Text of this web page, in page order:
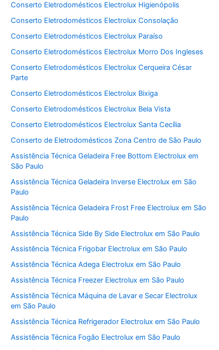
Conserto Eletrodomésticos Electrolux Higienópolis
Conserto Eletrodomésticos Electrolux Consolação
Conserto Eletrodomésticos Electrolux Paraíso
Conserto Eletrodomésticos Electrolux Morro Dos Ingleses
Conserto Eletrodomésticos Electrolux Cerqueira César
Parte
Conserto Eletrodomésticos Electrolux Bixiga
Conserto Eletrodomésticos Electrolux Bela Vista
Conserto Eletrodomésticos Electrolux Santa Cecília
Conserto de Eletrodomésticos Zona Centro de São Paulo
Assistência Técnica Geladeira Free Bottom Electrolux em
São Paulo
Assistência Técnica Geladeira Inverse Electrolux em São
Paulo
Assistência Técnica Geladeira Frost Free Electrolux em São
Paulo
Assistência Técnica Side By Side Electrolux em São Paulo
Assistência Técnica Frigobar Electrolux em São Paulo
Assistência Técnica Adega Electrolux em São Paulo
Assistência Técnica Freezer Electrolux em São Paulo
Assistência Técnica Máquina de Lavar e Secar Electrolux
em São Paulo
Assistência Técnica Refrigerador Electrolux em São Paulo
Assistência Técnica Fogão Electrolux em São Paulo